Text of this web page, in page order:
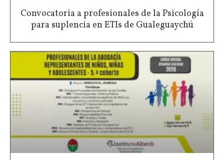
Convocatoria a profesionales de la Psicología
para suplencia en ETIs de Gualeguaychú